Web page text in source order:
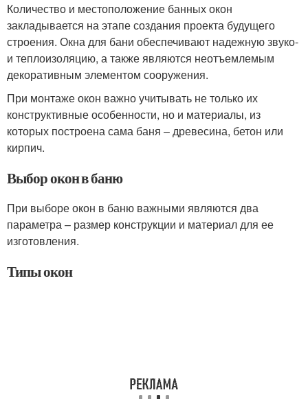
Количество и местоположение банных окон
закладывается на этапе создания проекта будущего
строения. Окна для бани обеспечивают надежную звуко-
и теплоизоляцию, а также являются неотъемлемым
декоративным элементом сооружения.
При монтаже окон важно учитывать не только их
конструктивные особенности, но и материалы, из
которых построена сама баня – древесина, бетон или
кирпич.
Выбор окон в баню
При выборе окон в баню важными являются два
параметра – размер конструкции и материал для ее
изготовления.
Типы окон